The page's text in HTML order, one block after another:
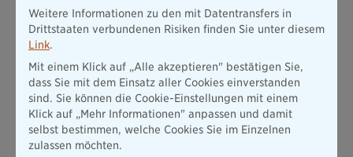
Altersvorsorge angepasst. In der KlassikRente werden die
Tarife ohne Todesfallleistung eingestellt und in der neuen
Tarifgeneration nicht mehr angeboten. In der Sofort-Rente
kann der Tarif mit der Todesfallleistung Rückzahlgarantie
wegen der vorgeschriebenen Absenkung des
Rechnungszinses nicht mehr angeboten werden. Insofern
biete die Bayerische die Sofort-Rente nur noch mit
Garantiezeit an. Die Basis-Rente AKTIV erhält aufgrund des
Rechnungszinssenkung einen neuen Rentenfaktor. Das
bedeutet, es sinken sowohl der Rentenfaktor als auch der
Weitere Informationen zu den mit Datentransfers in
Drittstaaten verbundenen Risiken finden Sie unter diesem
Link.
Mit einem Klick auf „Alle akzeptieren" bestätigen Sie,
dass Sie mit dem Einsatz aller Cookies einverstanden
sind. Sie können die Cookie-Einstellungen mit einem
Klick auf „Mehr Informationen" anpassen und damit
selbst bestimmen, welche Cookies Sie im Einzelnen
zulassen möchten.